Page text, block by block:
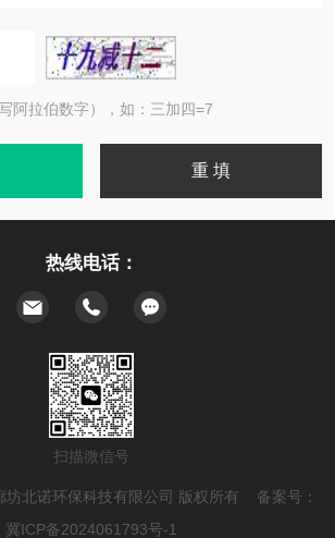
阿拉伯数字），如：三加四=7
热线电话：
扫描微信号
坊北诺环保科技有限公司 版权所有 备案号：
冀ICP备2024061793号-1